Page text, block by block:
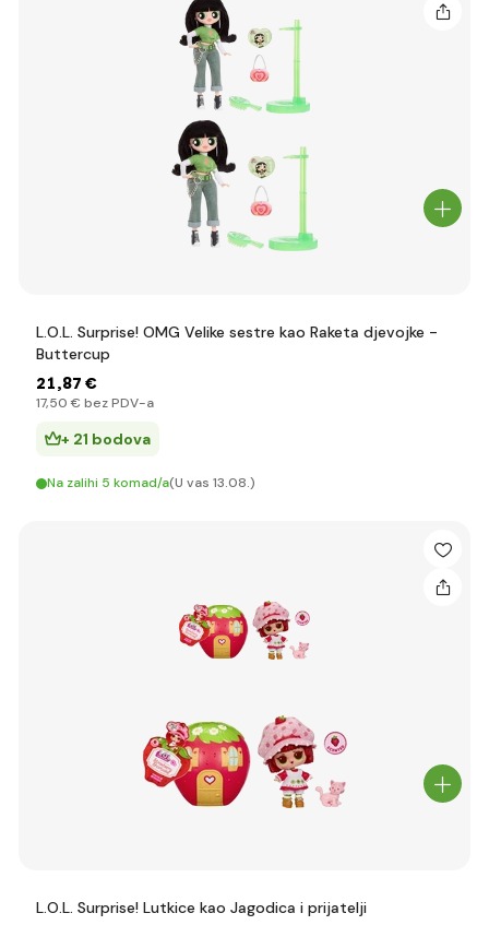
L.O.L. Surprise! OMG Velike sestre kao Raketa djevojke -
Buttercup
21,87 €
17,50 € bez PDV-a
+ 21 bodova
Na zalihi 5 komad/a(U vas 13.08.)
L.O.L. Surprise! Lutkice kao Jagodica i prijatelji